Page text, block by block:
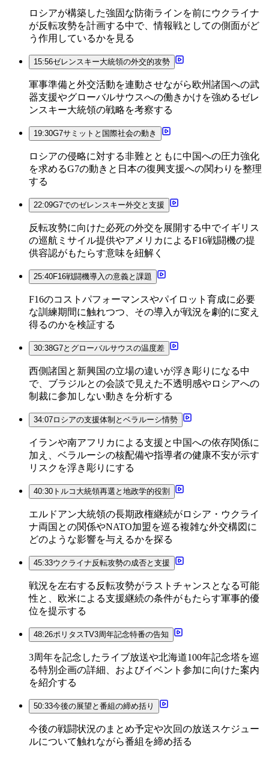
ロシアが構築した強固な防衛ラインを前にウクライナ
が反転攻勢を計画する中で、情報戦としての側面がど
う作用しているかを見る
15:56ゼレンスキー大統領の外交的攻勢
軍事準備と外交活動を連動させながら欧州諸国への武
器支援やグローバルサウスへの働きかけを強めるゼレ
ンスキー大統領の戦略を考察する
19:30G7サミットと国際社会の動き
ロシアの侵略に対する非難とともに中国への圧力強化
を求めるG7の動きと日本の復興支援への関わりを整理
する
22:09G7でのゼレンスキー外交と支援
反転攻勢に向けた必死の外交を展開する中でイギリス
の巡航ミサイル提供やアメリカによるF16戦闘機の提
供容認がもたらす意味を紐解く
25:40F16戦闘機導入の意義と課題
F16のコストパフォーマンスやパイロット育成に必要
な訓練期間に触れつつ、その導入が戦況を劇的に変え
得るのかを検証する
30:38G7とグローバルサウスの温度差
西側諸国と新興国の立場の違いが浮き彫りになる中
で、ブラジルとの会談で見えた不透明感やロシアへの
制裁に参加しない動きを分析する
34:07ロシアの支援体制とベラルーシ情勢
イランや南アフリカによる支援と中国への依存関係に
加え、ベラルーシの核配備や指導者の健康不安が示す
リスクを浮き彫りにする
40:30 トルコ大統領再選と地政学的役割
エルドアン大統領の長期政権継続がロシア・ウクライ
ナ両国との関係やNATO加盟を巡る複雑な外交構図に
どのような影響を与えるかを探る
45:33ウクライナ反転攻勢の成否と支援
戦況を左右する反転攻勢がラストチャンスとなる可能
性と、欧米による支援継続の条件がもたらす軍事的優
位を提示する
48:26ポリタスTV3周年記念特番の告知
3周年を記念したライブ放送や北海道100年記念塔を巡
る特別企画の詳細、およびイベント参加に向けた案内
を紹介する
50:33今後の展望と番組の締め括り
今後の戦闘状況のまとめ予定や次回の放送スケジュー
ルについて触れながら番組を締め括る